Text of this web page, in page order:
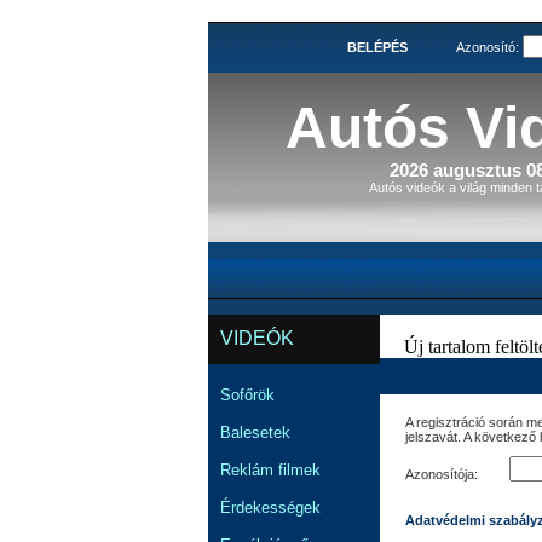
BELÉPÉS Azonosító:
Autós
2026 augusztus
Autós videók a világ minden
VIDEÓK
Sofőrök
Balesetek
Reklám filmek
Érdekességek
Új tartalom
A regisztráció során
jelszavát. A következő
Azonosítója:
Adatvédelmi